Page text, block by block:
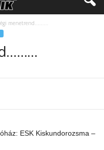
menetrend………
ESK Kiskundorozsma –